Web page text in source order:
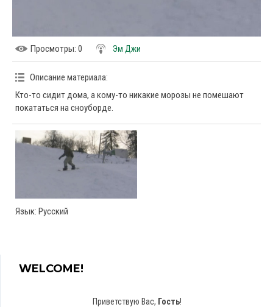
Просмотры: 0 Эм Джи
Описание материала:
Кто-то сидит дома, а кому-то никакие морозы не помешают
покататься на сноуборде.
Язык: Русский
WELCOME!
Приветствую Вас, Гость!